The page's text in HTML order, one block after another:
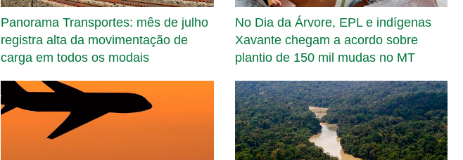
Panorama Transportes: mês de julho
registra alta da movimentação de
carga em todos os modais
No Dia da Árvore, EPL e indígenas
Xavante chegam a acordo sobre
plantio de 150 mil mudas no MT